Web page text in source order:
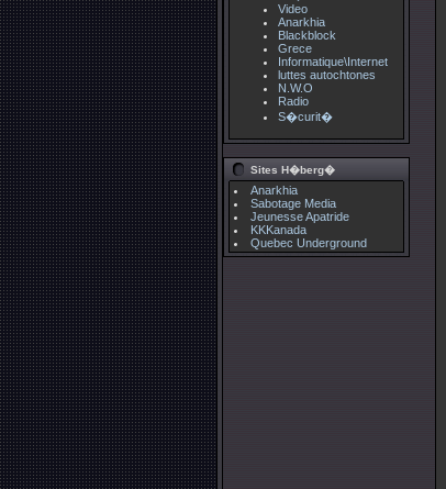
Video
Anarkhia
Blackblock
Grece
Informatique\Internet
luttes autochtones
N.W.O
Radio
S�curit�
Sites H�berg�
Anarkhia
Sabotage Media
Jeunesse Apatride
KKKanada
Quebec Underground